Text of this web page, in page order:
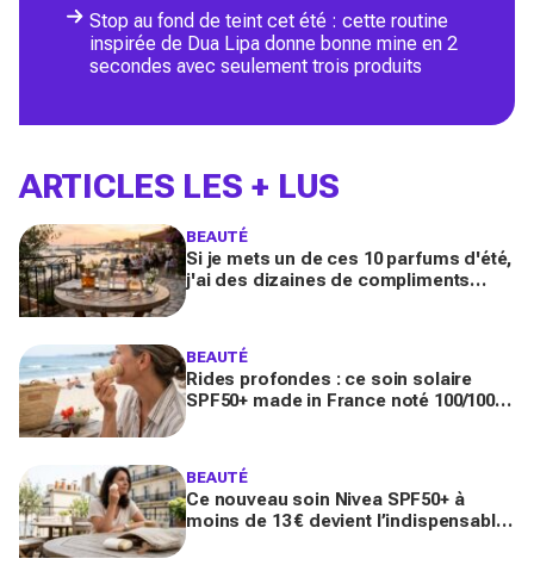
Stop au fond de teint cet été : cette routine
inspirée de Dua Lipa donne bonne mine en 2
secondes avec seulement trois produits
ARTICLES LES + LUS
BEAUTÉ
Si je mets un de ces 10 parfums d'été,
j'ai des dizaines de compliments
BEAUTÉ
Rides profondes : ce soin solaire
SPF50+ made in France noté 100/100
BEAUTÉ
Ce nouveau soin Nivea SPF50+ à
moins de 13 € devient l’indispensable